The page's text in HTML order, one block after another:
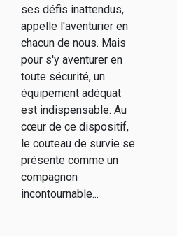
ses défis inattendus,
appelle l'aventurier en
chacun de nous. Mais
pour s'y aventurer en
toute sécurité, un
équipement adéquat
est indispensable. Au
cœur de ce dispositif,
le couteau de survie se
présente comme un
compagnon
incontournable...